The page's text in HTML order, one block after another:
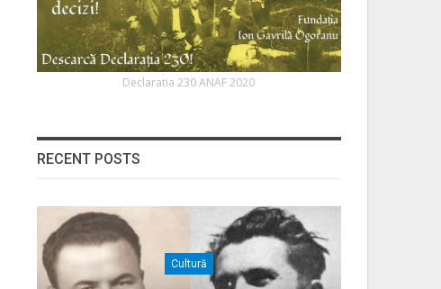
Declaratia 230 ANAF 2020
RECENT POSTS
Cultură